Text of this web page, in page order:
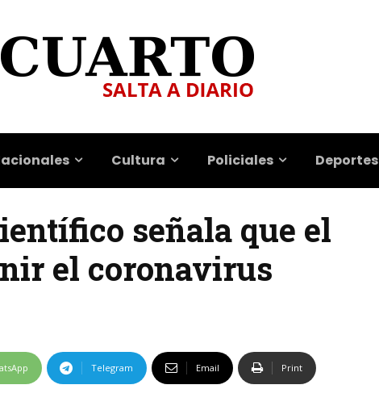
Cultura Policiales Deportes
señala que el
el coronavirus
Telegram Email Print